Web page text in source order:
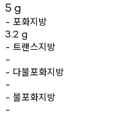
5 g
- 포화지방
3.2 g
- 트랜스지방
-
- 다불포화지방
-
- 불포화지방
-